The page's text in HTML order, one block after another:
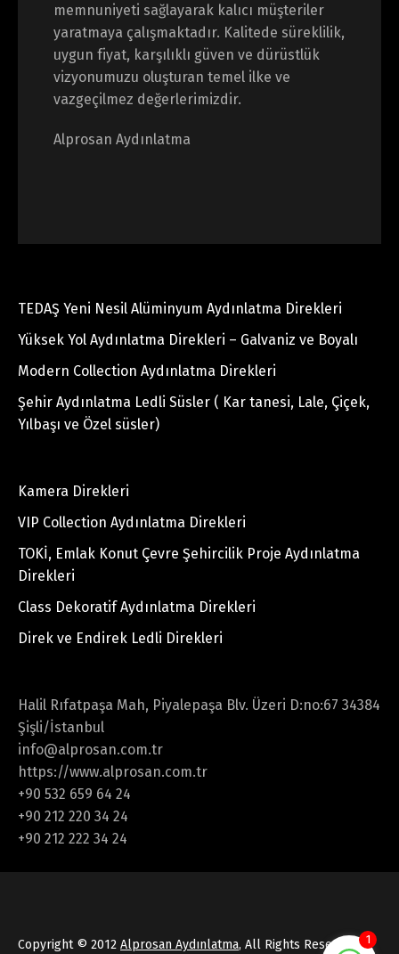
memnuniyeti sağlayarak kalıcı müşteriler
yaratmaya çalışmaktadır. Kalitede süreklilik,
uygun fiyat, karşılıklı güven ve dürüstlük
vizyonumuzu oluşturan temel ilke ve
vazgeçilmez değerlerimizdir.
Alprosan Aydınlatma
TEDAŞ Yeni Nesil Alüminyum Aydınlatma Direkleri
Yüksek Yol Aydınlatma Direkleri – Galvaniz ve Boyalı
Modern Collection Aydınlatma Direkleri
Şehir Aydınlatma Ledli Süsler ( Kar tanesi, Lale, Çiçek,
Yılbaşı ve Özel süsler)
Kamera Direkleri
VIP Collection Aydınlatma Direkleri
TOKİ, Emlak Konut Çevre Şehircilik Proje Aydınlatma
Direkleri
Class Dekoratif Aydınlatma Direkleri
Direk ve Endirek Ledli Direkleri
Halil Rıfatpaşa Mah, Piyalepaşa Blv. Üzeri D:no:67 34384
Şişli/İstanbul
info@alprosan.com.tr
https://www.alprosan.com.tr
+90 532 659 64 24
+90 212 220 34 24
+90 212 222 34 24
Copyright © 2012 Alprosan Aydınlatma, All Rights Reserved 1